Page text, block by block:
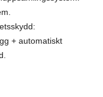
+ automatiskt